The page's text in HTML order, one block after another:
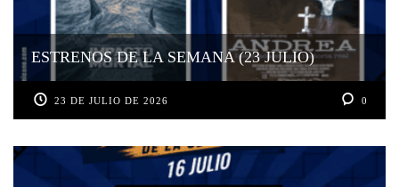
ESTRENOS DE LA SEMANA (23 JULIO)
23 DE JULIO DE 2026 0